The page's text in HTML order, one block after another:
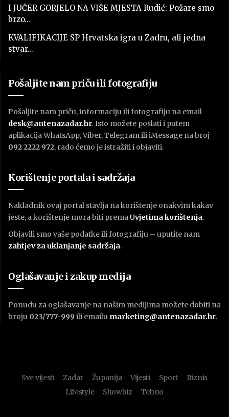
I JUČER GORJELO NA VIŠE MJESTA Rudić: Požare smo
brzo…
KVALIFIKACIJE SP Hrvatska igra u Zadru, ali jedna
stvar…
Pošaljite nam priču ili fotografiju
Pošaljite nam priču, informaciju ili fotografiju na email
desk@antenazadar.hr. Isto možete poslati i putem
aplikacija WhatsApp, Viber, Telegram ili iMessage na broj
092 2222 972, rado ćemo je istražiti i objaviti.
Korištenje portala i sadržaja
Nakladnik ovaj portal stavlja na korištenje onakvim kakav
jeste, a korištenje mora biti premaUvjetima korištenja.
Objavili smo vaše podatke ili fotografiju – uputite nam
zahtjev za uklanjanje sadržaja.
Oglašavanje i zakup medija
Ponudu za oglašavanje na našim medijima možete dobiti na
broju 023/777-999 ili emailu marketing@antenazadar.hr.
Sve vijesti Zadar Županija Vijesti Sport
Biznis
Lifestyle
Showbiz Tehno